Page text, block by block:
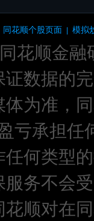
同花顺个股页面 模拟
花顺金
数据的
体为准，
亏承担任
何类型
服务不会
顺对在